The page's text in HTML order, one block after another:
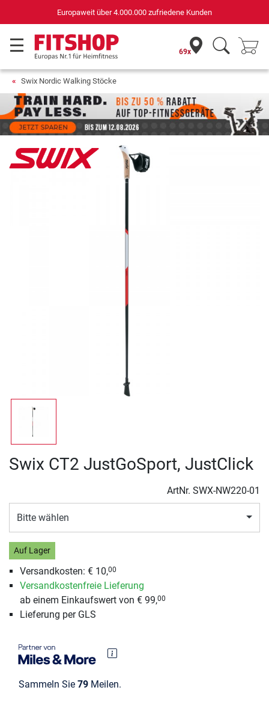
für Sportgeräte (n-tv+DISQ 2016-2024)
69x
Swix Nordic Walking Stöcke
Swix CT2 JustGoSport, JustClick
ArtNr. SWX-NW220-01
Bitte wählen
Auf Lager
Versandkosten: € 10,00
Versandkostenfreie Lieferung
ab einem Einkaufswert von € 99,00
Lieferung per GLS
Sammeln Sie 79 Meilen.